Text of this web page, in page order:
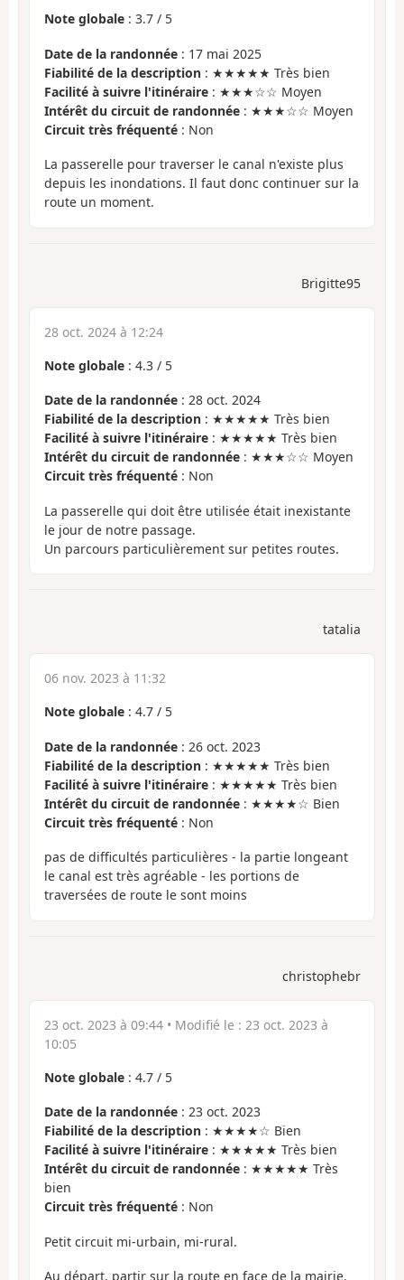
Note globale : 3.7 / 5
Date de la randonnée : 17 mai 2025
Fiabilité de la description : ★★★★★ Très bien
Facilité à suivre l'itinéraire : ★★★☆☆ Moyen
Intérêt du circuit de randonnée : ★★★☆☆ Moyen
Circuit très fréquenté : Non
La passerelle pour traverser le canal n'existe plus
depuis les inondations. Il faut donc continuer sur la
route un moment.
Brigitte95
28 oct. 2024 à 12:24
Note globale : 4.3 / 5
Date de la randonnée : 28 oct. 2024
Fiabilité de la description : ★★★★★ Très bien
Facilité à suivre l'itinéraire : ★★★★★ Très bien
Intérêt du circuit de randonnée : ★★★☆☆ Moyen
Circuit très fréquenté : Non
La passerelle qui doit être utilisée était inexistante
le jour de notre passage.
Un parcours particulièrement sur petites routes.
tatalia
06 nov. 2023 à 11:32
Note globale : 4.7 / 5
Date de la randonnée : 26 oct. 2023
Fiabilité de la description : ★★★★★ Très bien
Facilité à suivre l'itinéraire : ★★★★★ Très bien
Intérêt du circuit de randonnée : ★★★★☆ Bien
Circuit très fréquenté : Non
pas de difficultés particulières - la partie longeant
le canal est très agréable - les portions de
traversées de route le sont moins
christophebr
23 oct. 2023 à 09:44 • Modifié le : 23 oct. 2023 à
10:05
Note globale : 4.7 / 5
Date de la randonnée : 23 oct. 2023
Fiabilité de la description : ★★★★☆ Bien
Facilité à suivre l'itinéraire : ★★★★★ Très bien
Intérêt du circuit de randonnée : ★★★★★ Très
bien
Circuit très fréquenté : Non
Petit circuit mi-urbain, mi-rural.
Au départ, partir sur la route en face de la mairie.